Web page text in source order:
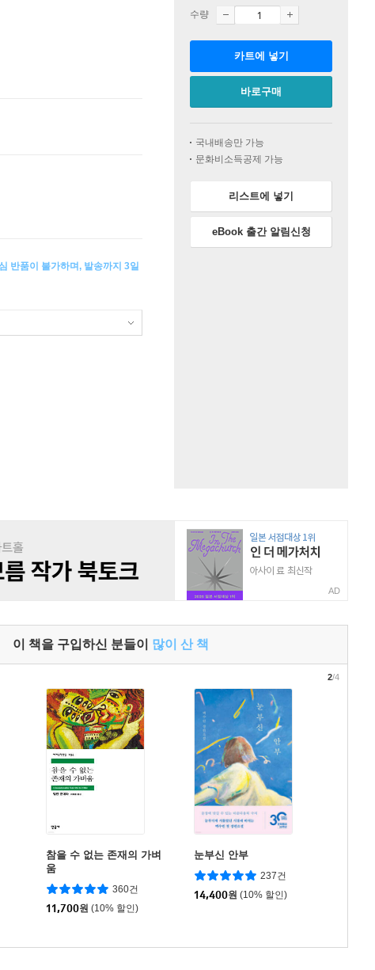
반품이 불가하며, 발송까지 3일
수량
카트에 넣기
바로구매
국내배송만 가능
문화비소득공제 가능
리스트에 넣기
eBook 출간 알림신청
AD
이 책을 구입하신 분들이 많이 산 책
참을 수 없는 존재의 가벼
움
360건
11,700원 (10% 할인)
눈부신 안부
237건
14,400원 (10% 할인)
2/4